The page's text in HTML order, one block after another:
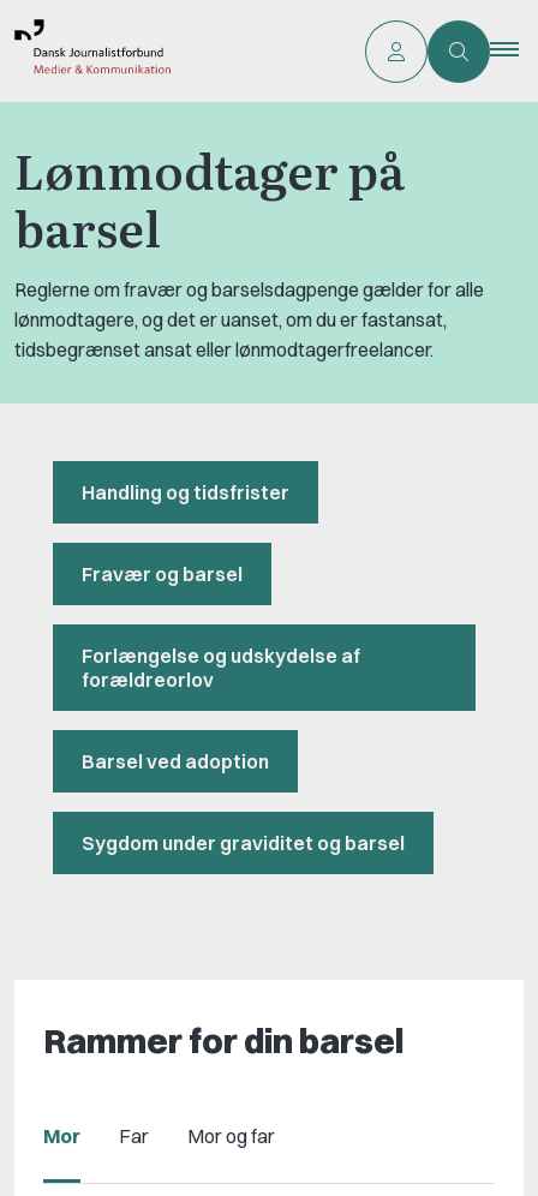
Lønmodtager på
barsel
Reglerne om fravær og barselsdagpenge gælder for alle
lønmodtagere, og det er uanset, om du er fastansat,
tidsbegrænset ansat eller lønmodtagerfreelancer.
Handling og tidsfrister
Fravær og barsel
Forlængelse og udskydelse af
forældreorlov
Barsel ved adoption
Sygdom under graviditet og barsel
Rammer for din barsel
Mor Far Mor og far